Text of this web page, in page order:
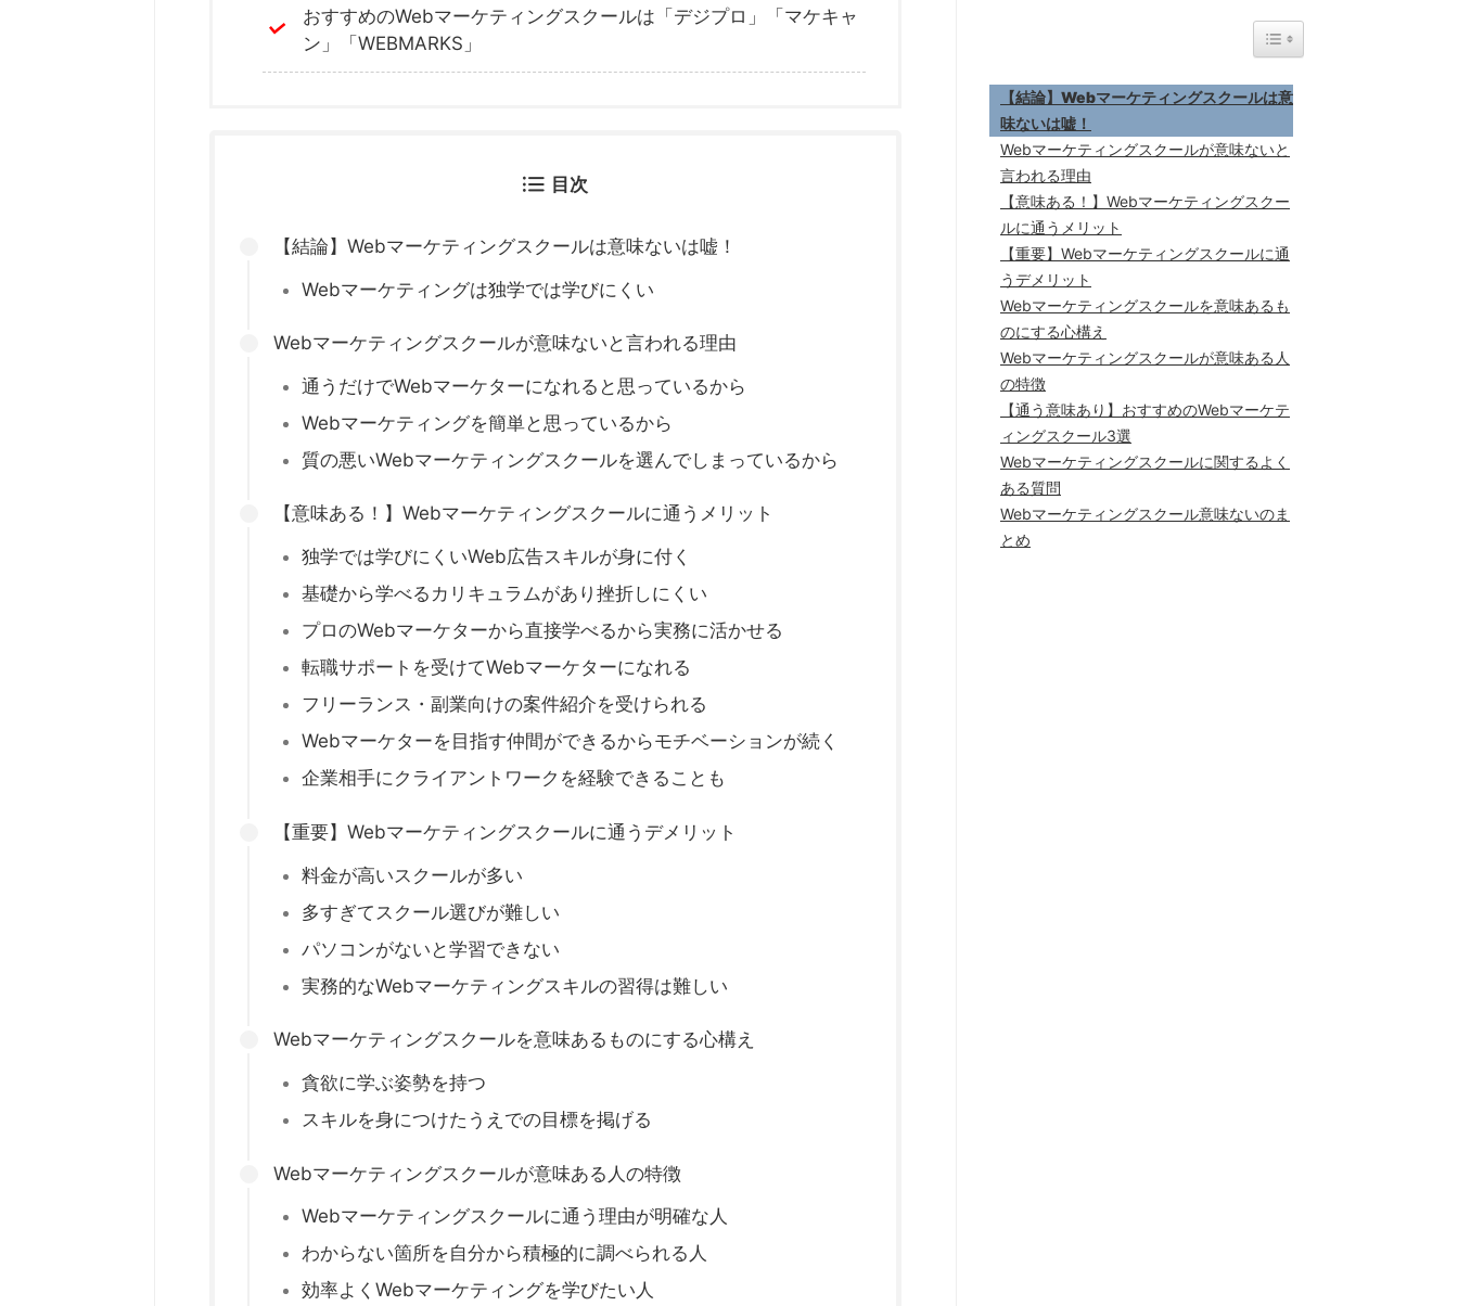
おすすめのWebマーケティングスクールは「デジプロ」「マケキャ
ン」「WEBMARKS」
目次
【結論】Webマーケティングスクールは意味ないは嘘！
Webマーケティングは独学では学びにくい
Webマーケティングスクールが意味ないと言われる理由
通うだけでWebマーケターになれると思っているから
Webマーケティングを簡単と思っているから
質の悪いWebマーケティングスクールを選んでしまっているから
【意味ある！】Webマーケティングスクールに通うメリット
独学では学びにくいWeb広告スキルが身に付く
基礎から学べるカリキュラムがあり挫折しにくい
プロのWebマーケターから直接学べるから実務に活かせる
転職サポートを受けてWebマーケターになれる
フリーランス・副業向けの案件紹介を受けられる
Webマーケターを目指す仲間ができるからモチベーションが続く
企業相手にクライアントワークを経験できることも
【重要】Webマーケティングスクールに通うデメリット
料金が高いスクールが多い
多すぎてスクール選びが難しい
パソコンがないと学習できない
実務的なWebマーケティングスキルの習得は難しい
Webマーケティングスクールを意味あるものにする心構え
貪欲に学ぶ姿勢を持つ
スキルを身につけたうえでの目標を掲げる
Webマーケティングスクールが意味ある人の特徴
Webマーケティングスクールに通う理由が明確な人
わからない箇所を自分から積極的に調べられる人
効率よくWebマーケティングを学びたい人
【結論】Webマーケティングスクールは意
味ないは嘘！
Webマーケティングスクールが意味ないと
言われる理由
【意味ある！】Webマーケティングスクー
ルに通うメリット
【重要】Webマーケティングスクールに通
うデメリット
Webマーケティングスクールを意味あるも
のにする心構え
Webマーケティングスクールが意味ある人
の特徴
【通う意味あり】おすすめのWebマーケテ
ィングスクール3選
Webマーケティングスクールに関するよく
ある質問
Webマーケティングスクール意味ないのま
とめ